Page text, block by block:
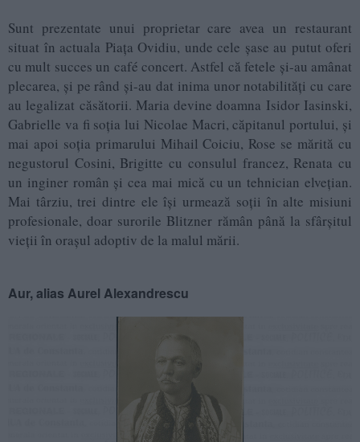
Sunt prezentate unui proprietar care avea un restaurant
situat în actuala Piaţa Ovidiu, unde cele şase au putut oferi
cu mult succes un café concert. Astfel că fetele şi-au amânat
plecarea, şi pe rând şi-au dat inima unor notabilităţi cu care
au legalizat căsătorii. Maria devine doamna Isidor Iasinski,
Gabrielle va fi soţia lui Nicolae Macri, căpitanul portului, şi
mai apoi soţia primarului Mihail Coiciu, Rose se mărită cu
negustorul Cosini, Brigitte cu consulul francez, Renata cu
un inginer român şi cea mai mică cu un tehnician elveţian.
Mai târziu, trei dintre ele îşi urmează soţii în alte misiuni
profesionale, doar surorile Blitzner rămân până la sfârşitul
vieţii în oraşul adoptiv de la malul mării.
Aur, alias Aurel Alexandrescu